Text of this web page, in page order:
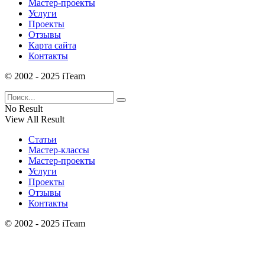
Мастер-проекты
Услуги
Проекты
Отзывы
Карта сайта
Контакты
© 2002 - 2025 iTeam
No Result
View All Result
Статьи
Мастер-классы
Мастер-проекты
Услуги
Проекты
Отзывы
Контакты
© 2002 - 2025 iTeam